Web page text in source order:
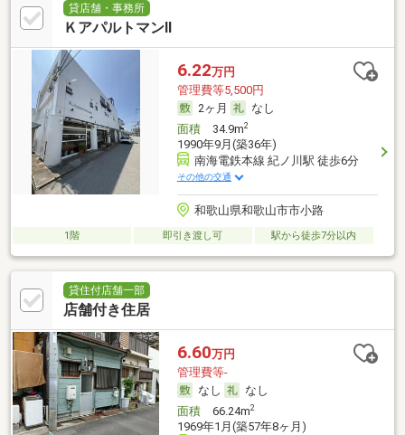
貸店舗・事務所
ＫアパルトマンⅡ
6.22万円
管理費等5,500円
2ヶ月
なし
面積34.9m2
1990年9月(築36年)
南海電鉄本線 紀ノ川駅 徒歩6分
その他の交通
和歌山県和歌山市市小路
1階 即引き渡し可 駅から徒歩7分以内
貸住付店舗一部
店舗付き住居
6.60万円
管理費等-
なし
なし
面積66.24m2
1969年1月(築57年8ヶ月)